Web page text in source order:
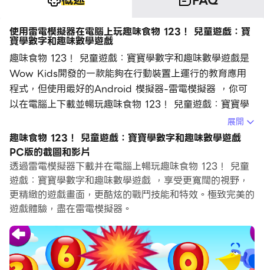
使用雷電模擬器在電腦上玩趣味食物 123！ 兒童遊戲：寶
寶學數字和趣味數學遊戲
趣味食物 123！ 兒童遊戲：寶寶學數字和趣味數學遊戲是
Wow Kids開發的一款能夠在行動裝置上運行的教育應用
程式，但使用最好的Android 模擬器-雷電模擬器 ，你可
以在電腦上下載並暢玩趣味食物 123！ 兒童遊戲：寶寶學
在電腦上運行趣味食物 123！ 兒童遊戲：寶寶學數字和趣
味數學遊戲，您可以在大螢幕上清晰地瀏覽, 而用滑鼠和鍵
盤操控應用程式比用觸摸屏鍵盤要快得多，同時你將永遠不
必擔心設備的電量問題。
通過多開和同步功能，你甚至可以在PC上運行多個應用程
式和帳戶。
而文件互傳功能讓分享圖像、影片和文件也變得非常容易。
展開
趣味食物 123！ 兒童遊戲：寶寶學數字和趣味數學遊戲
PC版的截圖和影片
透過雷電模擬器下載并在電腦上暢玩趣味食物 123！ 兒童
遊戲：寶寶學數字和趣味數學遊戲 ，享受更寬闊的視野，
更精緻的遊戲畫面，更酷炫的戰鬥技能和特效。極致完美的
遊戲體驗，盡在雷電模擬器。